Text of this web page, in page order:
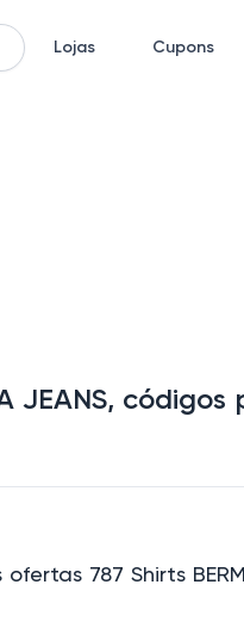
Lojas Cupons
JEANS,
787 Shirts